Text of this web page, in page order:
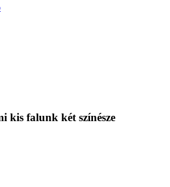
kis falunk két színésze